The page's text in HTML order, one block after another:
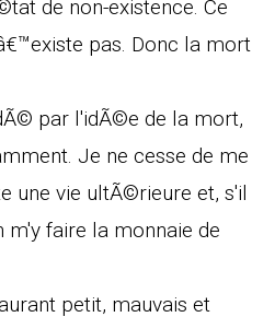
de non-existence. Ce
pas. Donc la mort
par l'idÃ©e de la mort,
Je ne cesse de me
une vie ultÃ©rieure et, s'il
m'y faire la monnaie de
petit, mauvais et